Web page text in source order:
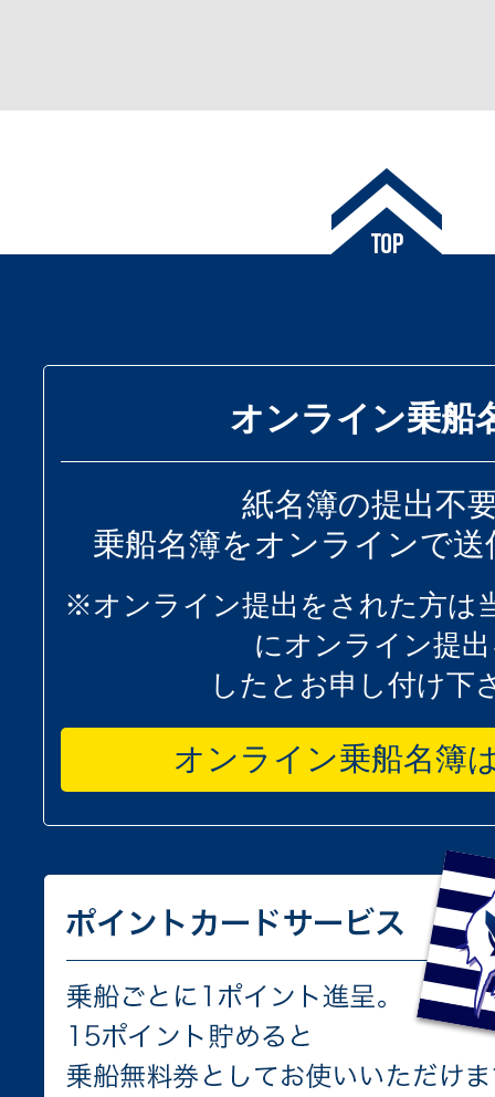
オンライン乗船
紙名簿の提出不
乗船名簿をオンラインで
※オンライン提出をされた方は
にオンライン提
したとお申し付け下
オンライン乗船名簿